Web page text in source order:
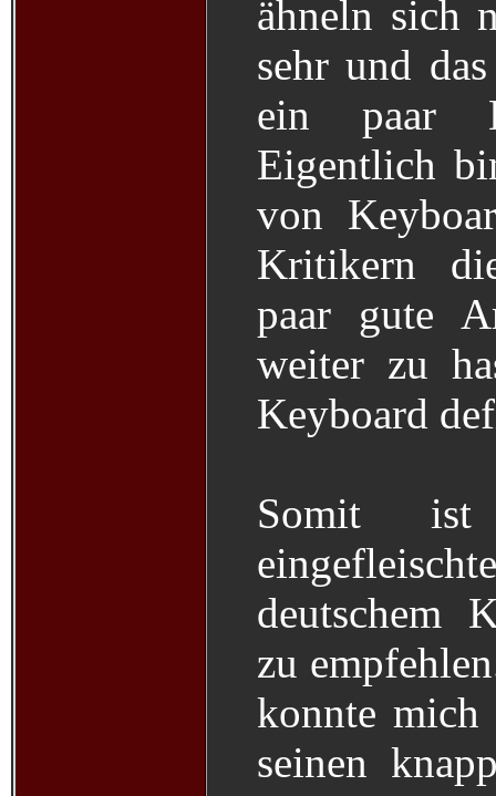
ähneln sich
sehr und
ein paar
Eigentlich
von
Kritikern
paar gute
weiter zu
Keyboard
Somit ist
deutschem
zu
konnte
seinen